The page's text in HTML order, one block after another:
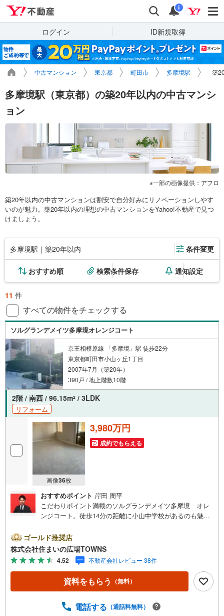
検索 通知
i
ログイン ID新規取得
中古マンション 東京都 町田市 多摩境駅 築
多摩境駅（東京都）の築20年以内の中古マンシ
ョン
一部の画像提供：アフロ
築20年以内の中古マンションは割安で自分好みにリノベーションしやす
いのが魅力。築20年以内の理想の中古マンションをYahoo!不動産で見つ
けましょう。
多摩境駅｜築20年以内 条件変更
おすすめ順 検索条件保存 通知設定
11 件
すべての物件をチェックする
ソルグランデメイツ多摩境オレンジコート
京王相模原線 「多摩境」駅 徒歩22分
東京都町田市小山ヶ丘1丁目
2007年7月（築20年）
390戸 / 地上階数10階
2階 / 南西 / 96.15m2 / 3LDK
リフォーム
画像36枚
3,980万円
成約でもらえる
おすすめポイント 岸田 周平
こだわりポイント満載のソルグランデメイツ多摩境 オレ
ンジコート。徒歩14分の距離に小山中学校があるのも魅
から顔が見えるTVインターホン付きです。中古マンション
なら、物件の購入もスムーズです。駐車料金が、月額7500
の嬉しい物件です。システムキッチンは使いやすく汚れに
くいのでご好評です。
ゴールド推奨店
株式会社住まいの広場TOWNS
4.52 不動産会社レビュー 38件
資料をもらう （無料）
電話する （通話料無料）